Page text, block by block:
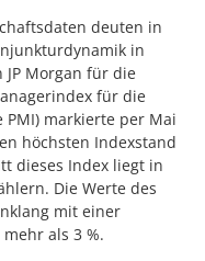
deuten in
in
Morgan für die
für die
PMI) markierte per Mai
höchsten Indexstand
dieses Index liegt in
Die Werte des
mit einer
als 3 %.